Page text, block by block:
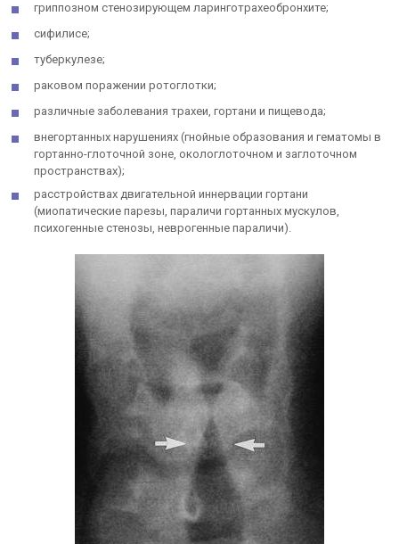
гриппозном стенозирующем ларинготрахеобронхите;
сифилисе;
туберкулезе;
раковом поражении ротоглотки;
различные заболевания трахеи, гортани и пищевода;
внегортанных нарушениях (гнойные образования и гематомы в
гортанно-глоточной зоне, окологлоточном и заглоточном
пространствах);
расстройствах двигательной иннервации гортани
(миопатические парезы, параличи гортанных мускулов,
психогенные стенозы, неврогенные параличи).